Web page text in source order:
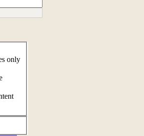
only